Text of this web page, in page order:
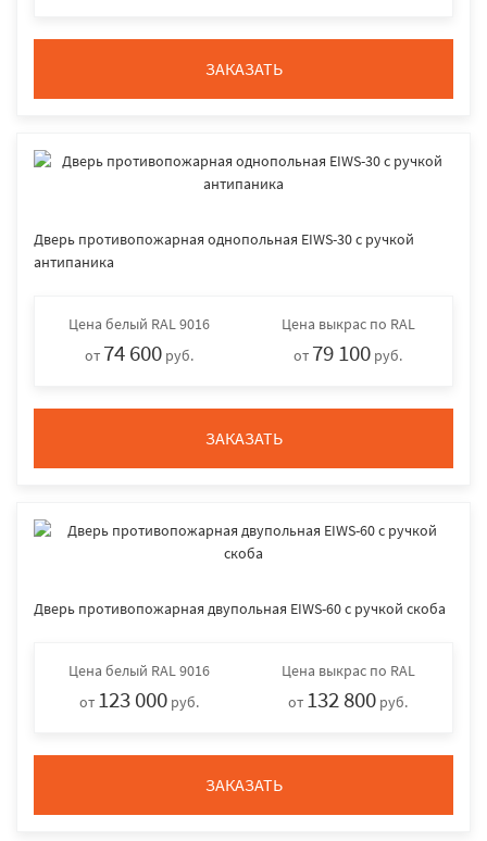
ЗАКАЗАТЬ
Дверь противопожарная однопольная EIWS-30 с ручкой
антипаника
Цена белый RAL 9016
от 74 600 руб.
Цена выкрас по RAL
от 79 100 руб.
ЗАКАЗАТЬ
Дверь противопожарная двупольная EIWS-60 с ручкой скоба
Цена белый RAL 9016
от 123 000 руб.
Цена выкрас по RAL
от 132 800 руб.
ЗАКАЗАТЬ